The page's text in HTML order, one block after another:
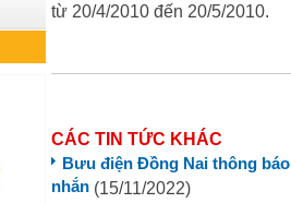
từ 20/4/2010 đến 20/5/2010.
CÁC TIN TỨC KHÁC
Bưu điện Đồng Nai thông
nhắn (15/11/2022)